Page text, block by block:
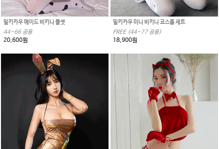
밀키카우 메이드 비키니 풀셋
44~66 공용
20,600원
밀키카우 미니 비키니 코스튬 세트
FREE (44~77 공용)
18,900원